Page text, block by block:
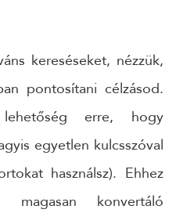
kereséseket, nézzük,
pontosítani célzásod.
erre, hogy
egyetlen kulcsszóval
használsz). Ehhez
magasan konvertáló